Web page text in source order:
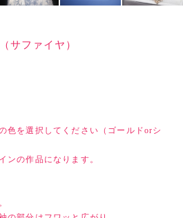
サファイヤ）
色を選択してください（ゴールドorシ
ンの作品になります。